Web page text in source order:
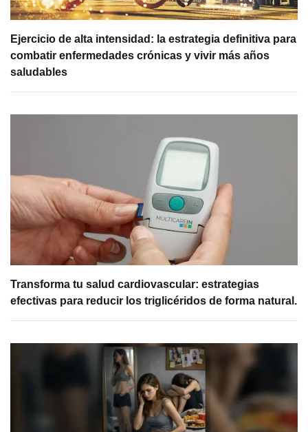
Ejercicio de alta intensidad: la estrategia definitiva para
combatir enfermedades crónicas y vivir más años
saludables
Transforma tu salud cardiovascular: estrategias
efectivas para reducir los triglicéridos de forma natural.